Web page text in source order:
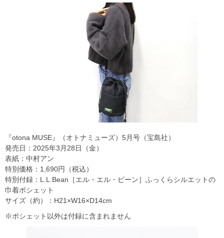
『otona MUSE』（オトナミューズ）5月号（宝島社）
発売日：2025年3月28日（金）
表紙：中村アン
特別価格：1,690円（税込）
特別付録：L.L.Bean［エル・エル・ビーン］ふっくらシルエットの
巾着ポシェット
サイズ（約）：H21×W16×D14cm
※ポシェット以外は付録に含まれません